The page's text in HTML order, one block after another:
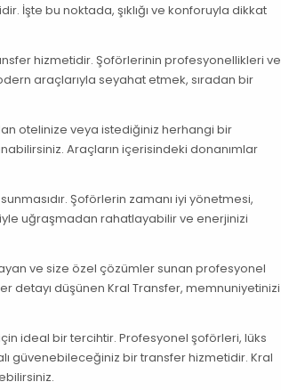
İşte bu noktada, şıklığı ve konforuyla dikkat
hizmetidir. Şoförlerinin profesyonellikleri ve
araçlarıyla seyahat etmek, sıradan bir
otelinize veya istediğiniz herhangi bir
Araçların içerisindeki donanımlar
Şoförlerin zamanı iyi yönetmesi,
uğraşmadan rahatlayabilir ve enerjinizi
ve size özel çözümler sunan profesyonel
detayı düşünen Kral Transfer, memnuniyetinizi
ideal bir tercihtir. Profesyonel şoförleri, lüks
güvenebileceğiniz bir transfer hizmetidir. Kral